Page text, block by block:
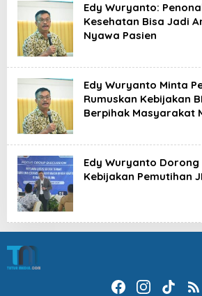
Edy Wuryanto:
Kesehatan Bisa Jadi
Nyawa Pasien
Edy Wuryanto Minta
Rumuskan Kebijakan
Berpihak Masyarakat
Edy Wuryanto Dorong
Kebijakan Pemutihan